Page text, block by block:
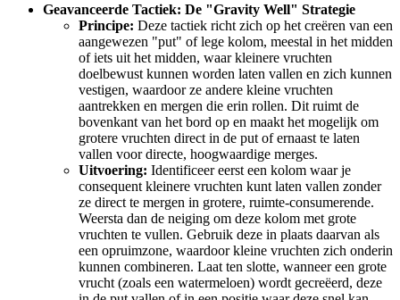
Geavanceerde Tactiek: De "Gravity Well" Strategie
Principe: Deze tactiek richt zich op het creëren van een
aangewezen "put" of lege kolom, meestal in het midden
of iets uit het midden, waar kleinere vruchten
doelbewust kunnen worden laten vallen en zich kunnen
vestigen, waardoor ze andere kleine vruchten
aantrekken en mergen die erin rollen. Dit ruimt de
bovenkant van het bord op en maakt het mogelijk om
grotere vruchten direct in de put of ernaast te laten
vallen voor directe, hoogwaardige merges.
Uitvoering: Identificeer eerst een kolom waar je
consequent kleinere vruchten kunt laten vallen zonder
ze direct te mergen in grotere, ruimte-consumerende.
Weersta dan de neiging om deze kolom met grote
vruchten te vullen. Gebruik deze in plaats daarvan als
een opruimzone, waardoor kleine vruchten zich onderin
kunnen combineren. Laat ten slotte, wanneer een grote
vrucht (zoals een watermeloen) wordt gecreëerd, deze